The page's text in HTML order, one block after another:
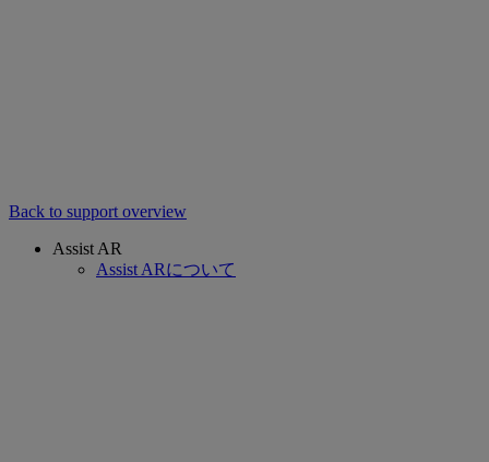
Back to support overview
Assist AR
Assist ARについて